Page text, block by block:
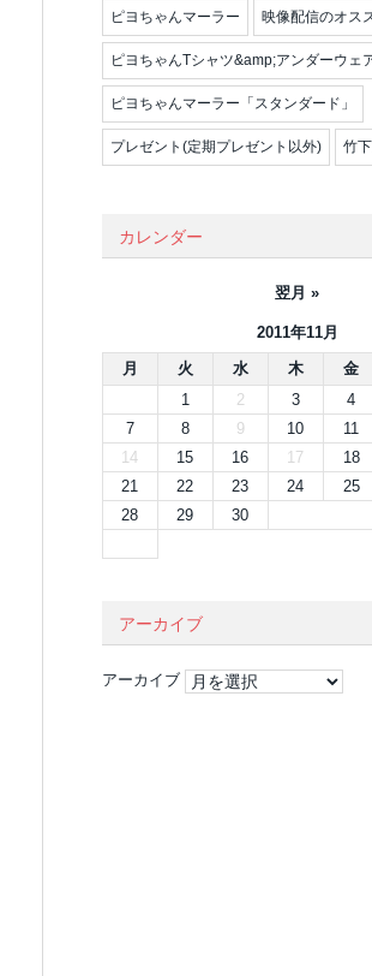
ピヨちゃんマーラー 映像配信のオス
ピヨちゃんTシャツ&amp;アンダーウェ
ピヨちゃんマーラー「スタンダード」
プレゼント(定期プレゼント以外) 竹
カレンダー
翌月 »
2011年11月
月
火 水 木 金
1
2 3 4
7
8 9 10 11
14
15 16 17 18
21
22 23 24 25
28
29 30
アーカイブ
アーカイブ